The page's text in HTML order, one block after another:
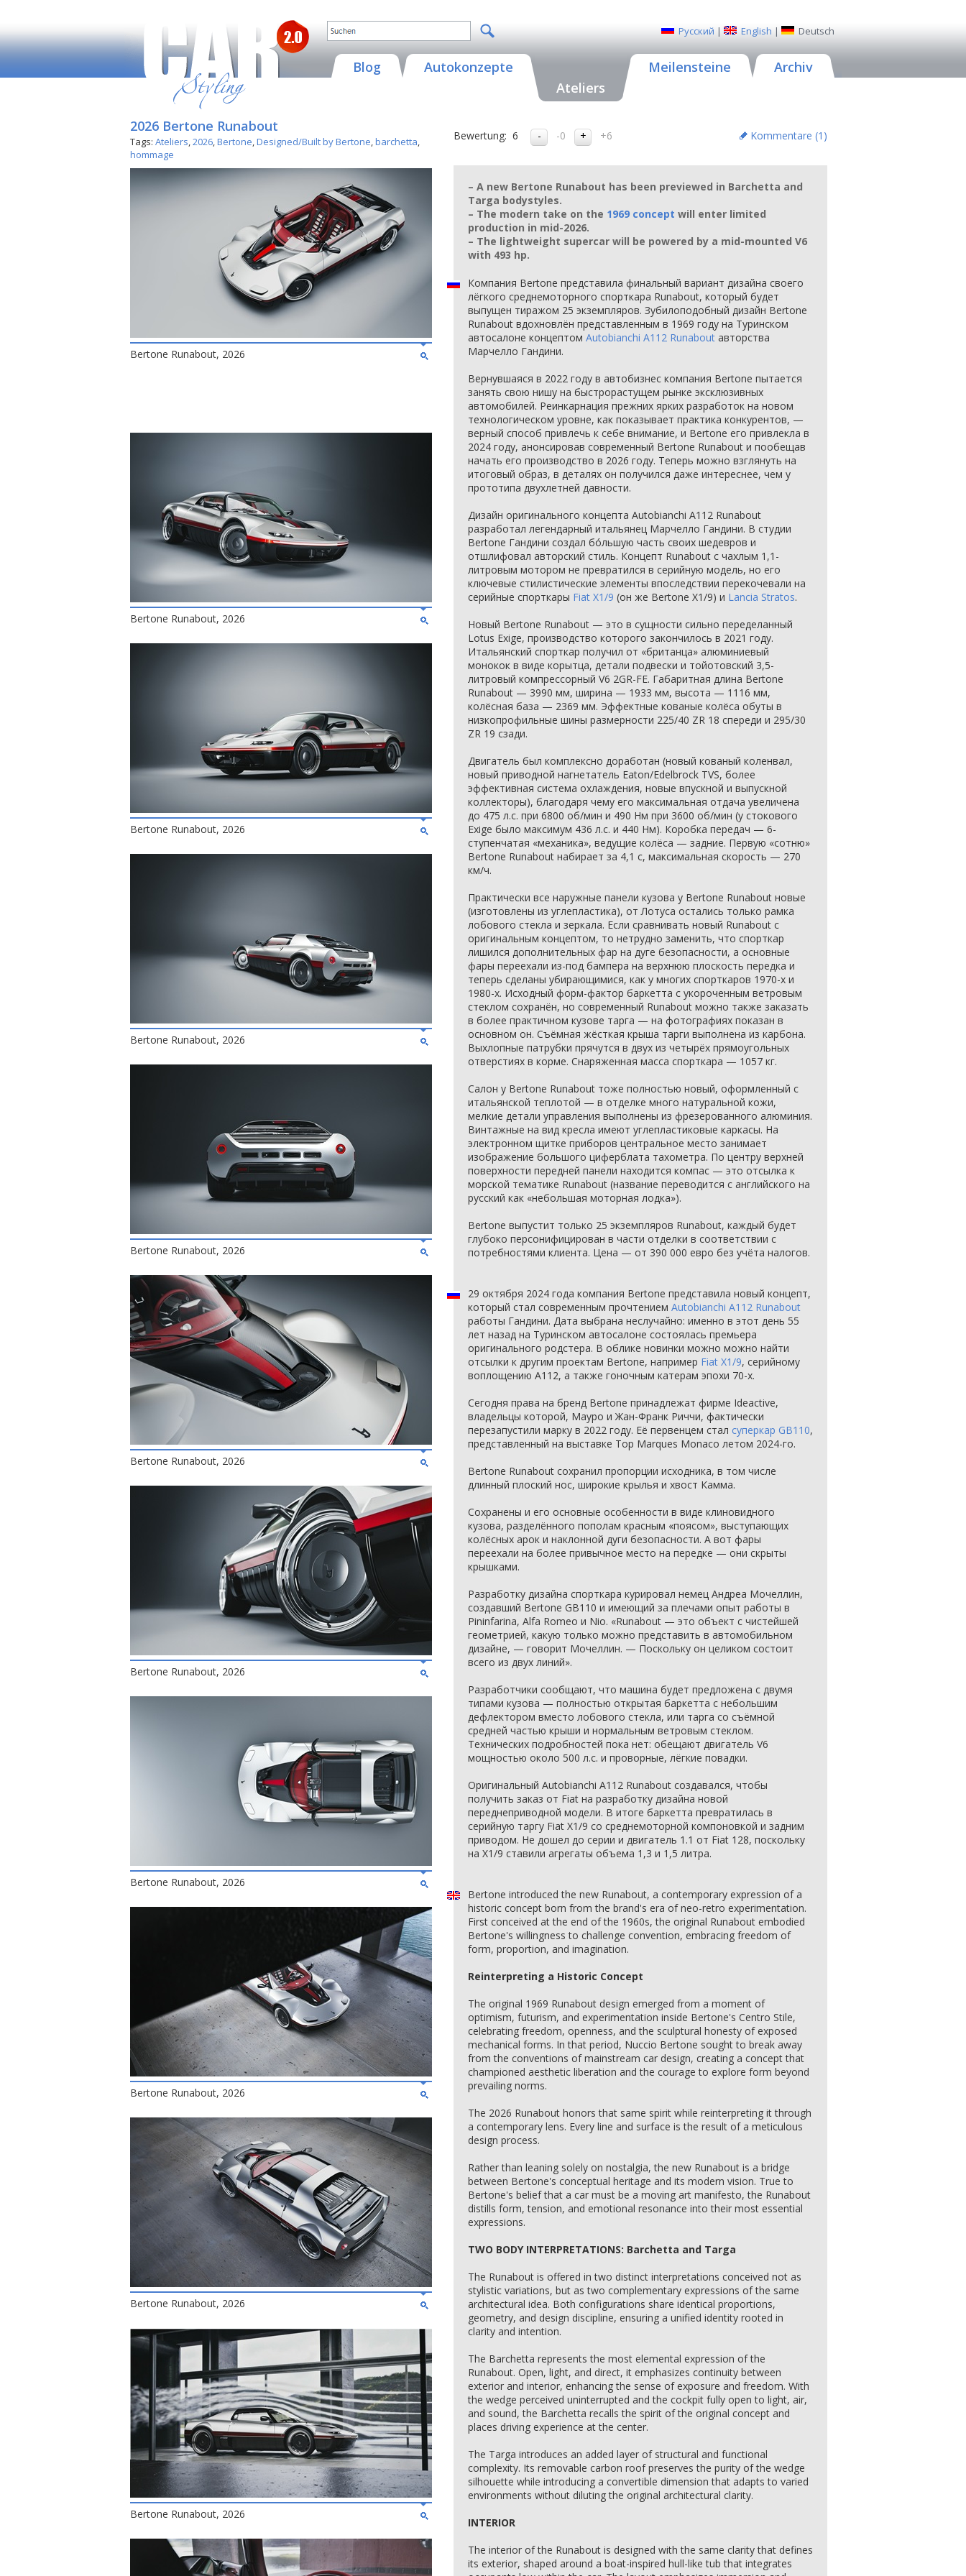
Русский | English | Deutsch
Blog
Autokonzepte
Ateliers
Meilensteine Archiv
2026 Bertone Runabout
Tags: Ateliers,2026,Bertone,Designed/Built by Bertone,barchetta,
hommage
Bertone Runabout, 2026
Bertone Runabout, 2026
Bertone Runabout, 2026
Bertone Runabout, 2026
Bertone Runabout, 2026
Bertone Runabout, 2026
Bertone Runabout, 2026
Bertone Runabout, 2026
Bertone Runabout, 2026
Bertone Runabout, 2026
Bertone Runabout, 2026
Bewertung: 6 -0 +6 Kommentare (1 )
– A new Bertone Runabout has been previewed in Barchetta and
Targa bodystyles.
– The modern take on the 1969 concept will enter limited
production in mid-2026.
– The lightweight supercar will be powered by a mid-mounted V6
with 493 hp.
Компания Bertone представила финальный вариант дизайна своего
лёгкого среднемоторного спорткара Runabout, который будет
выпущен тиражом 25 экземпляров. Зубилоподобный дизайн Bertone
Runabout вдохновлён представленным в 1969 году на Туринском
автосалоне концептом Autobianchi A112 Runabout авторства
Марчелло Гандини.
Вернувшаяся в 2022 году в автобизнес компания Bertone пытается
занять свою нишу на быстрорастущем рынке эксклюзивных
автомобилей. Реинкарнация прежних ярких разработок на новом
технологическом уровне, как показывает практика конкурентов, —
верный способ привлечь к себе внимание, и Bertone его привлекла в
2024 году, анонсировав современный Bertone Runabout и пообещав
начать его производство в 2026 году. Теперь можно взглянуть на
итоговый образ, в деталях он получился даже интереснее, чем у
прототипа двухлетней давности.
Дизайн оригинального концепта Autobianchi A112 Runabout
разработал легендарный итальянец Марчелло Гандини. В студии
Bertone Гандини создал бóльшую часть своих шедевров и
отшлифовал авторский стиль. Концепт Runabout с чахлым 1,1-
литровым мотором не превратился в серийную модель, но его
ключевые стилистические элементы впоследствии перекочевали на
серийные спорткары Fiat X1/9 (он же Bertone X1/9) и Lancia Stratos.
Новый Bertone Runabout — это в сущности сильно переделанный
Lotus Exige, производство которого закончилось в 2021 году.
Итальянский спорткар получил от «британца» алюминиевый
монокок в виде корытца, детали подвески и тойотовский 3,5-
литровый компрессорный V6 2GR-FE. Габаритная длина Bertone
Runabout — 3990 мм, ширина — 1933 мм, высота — 1116 мм,
колёсная база — 2369 мм. Эффектные кованые колёса обуты в
низкопрофильные шины размерности 225/40 ZR 18 спереди и 295/30
ZR 19 сзади.
Двигатель был комплексно доработан (новый кованый коленвал,
новый приводной нагнетатель Eaton/Edelbrock TVS, более
эффективная система охлаждения, новые впускной и выпускной
коллекторы), благодаря чему его максимальная отдача увеличена
до 475 л.с. при 6800 об/мин и 490 Нм при 3600 об/мин (у стокового
Exige было максимум 436 л.с. и 440 Нм). Коробка передач — 6-
ступенчатая «механика», ведущие колёса — задние. Первую «сотню»
Bertone Runabout набирает за 4,1 с, максимальная скорость — 270
км/ч.
Практически все наружные панели кузова у Bertone Runabout новые
(изготовлены из углепластика), от Лотуса остались только рамка
лобового стекла и зеркала. Если сравнивать новый Runabout с
оригинальным концептом, то нетрудно заменить, что спорткар
лишился дополнительных фар на дуге безопасности, а основные
фары переехали из-под бампера на верхнюю плоскость передка и
теперь сделаны убирающимися, как у многих спорткаров 1970-х и
1980-х. Исходный форм-фактор баркетта с укороченным ветровым
стеклом сохранён, но современный Runabout можно также заказать
в более практичном кузове тарга — на фотографиях показан в
основном он. Съёмная жёсткая крыша тарги выполнена из карбона.
Выхлопные патрубки прячутся в двух из четырёх прямоугольных
отверстиях в корме. Снаряженная масса спорткара — 1057 кг.
Салон у Bertone Runabout тоже полностью новый, оформленный с
итальянской теплотой — в отделке много натуральной кожи,
мелкие детали управления выполнены из фрезерованного алюминия.
Винтажные на вид кресла имеют углепластиковые каркасы. На
электронном щитке приборов центральное место занимает
изображение большого циферблата тахометра. По центру верхней
поверхности передней панели находится компас — это отсылка к
морской тематике Runabout (название переводится с английского на
русский как «небольшая моторная лодка»).
Bertone выпустит только 25 экземпляров Runabout, каждый будет
глубоко персонифицирован в части отделки в соответствии с
потребностями клиента. Цена — от 390 000 евро без учёта налогов.
29 октября 2024 года компания Bertone представила новый концепт,
который стал современным прочтением Autobianchi A112 Runabout
работы Гандини. Дата выбрана неслучайно: именно в этот день 55
лет назад на Туринском автосалоне состоялась премьера
оригинального родстера. В облике новинки можно можно найти
отсылки к другим проектам Bertone, например Fiat X1/9, серийному
воплощению A112, а также гоночным катерам эпохи 70-х.
Сегодня права на бренд Bertone принадлежат фирме Ideactive,
владельцы которой, Мауро и Жан-Франк Риччи, фактически
перезапустили марку в 2022 году. Её первенцем стал суперкар GB110,
представленный на выставке Top Marques Monaco летом 2024-го.
Bertone Runabout сохранил пропорции исходника, в том числе
длинный плоский нос, широкие крылья и хвост Камма.
Сохранены и его основные особенности в виде клиновидного
кузова, разделённого пополам красным «поясом», выступающих
колёсных арок и наклонной дуги безопасности. А вот фары
переехали на более привычное место на передке — они скрыты
крышками.
Разработку дизайна спорткара курировал немец Андреа Мочеллин,
создавший Bertone GB110 и имеющий за плечами опыт работы в
Pininfarina, Alfa Romeo и Nio. «Runabout — это объект с чистейшей
геометрией, какую только можно представить в автомобильном
дизайне, — говорит Мочеллин. — Поскольку он целиком состоит
всего из двух линий».
Разработчики сообщают, что машина будет предложена с двумя
типами кузова — полностью открытая баркетта с небольшим
дефлектором вместо лобового стекла, или тарга со съёмной
средней частью крыши и нормальным ветровым стеклом.
Технических подробностей пока нет: обещают двигатель V6
мощностью около 500 л.с. и проворные, лёгкие повадки.
Оригинальный Autobianchi A112 Runabout создавался, чтобы
получить заказ от Fiat на разработку дизайна новой
переднеприводной модели. В итоге баркетта превратилась в
серийную таргу Fiat X1/9 со среднемоторной компоновкой и задним
приводом. Не дошел до серии и двигатель 1.1 от Fiat 128, поскольку
на X1/9 ставили агрегаты объема 1,3 и 1,5 литра.
Bertone introduced the new Runabout, a contemporary expression of a
historic concept born from the brand's era of neo-retro experimentation.
First conceived at the end of the 1960s, the original Runabout embodied
Bertone's willingness to challenge convention, embracing freedom of
form, proportion, and imagination.
Reinterpreting a Historic Concept
The original 1969 Runabout design emerged from a moment of
optimism, futurism, and experimentation inside Bertone's Centro Stile,
celebrating freedom, openness, and the sculptural honesty of exposed
mechanical forms. In that period, Nuccio Bertone sought to break away
from the conventions of mainstream car design, creating a concept that
championed aesthetic liberation and the courage to explore form beyond
prevailing norms.
The 2026 Runabout honors that same spirit while reinterpreting it through
a contemporary lens. Every line and surface is the result of a meticulous
design process.
Rather than leaning solely on nostalgia, the new Runabout is a bridge
between Bertone's conceptual heritage and its modern vision. True to
Bertone's belief that a car must be a moving art manifesto, the Runabout
distills form, tension, and emotional resonance into their most essential
expressions.
TWO BODY INTERPRETATIONS: Barchetta and Targa
The Runabout is offered in two distinct interpretations conceived not as
stylistic variations, but as two complementary expressions of the same
architectural idea. Both configurations share identical proportions,
geometry, and design discipline, ensuring a unified identity rooted in
clarity and intention.
The Barchetta represents the most elemental expression of the
Runabout. Open, light, and direct, it emphasizes continuity between
exterior and interior, enhancing the sense of exposure and freedom. With
the wedge perceived uninterrupted and the cockpit fully open to light, air,
and sound, the Barchetta recalls the spirit of the original concept and
places driving experience at the center.
The Targa introduces an added layer of structural and functional
complexity. Its removable carbon roof preserves the purity of the wedge
silhouette while introducing a convertible dimension that adapts to varied
environments without diluting the original architectural clarity.
INTERIOR
The interior of the Runabout is designed with the same clarity that defines
its exterior, shaped around a boat-inspired hull-like tub that integrates